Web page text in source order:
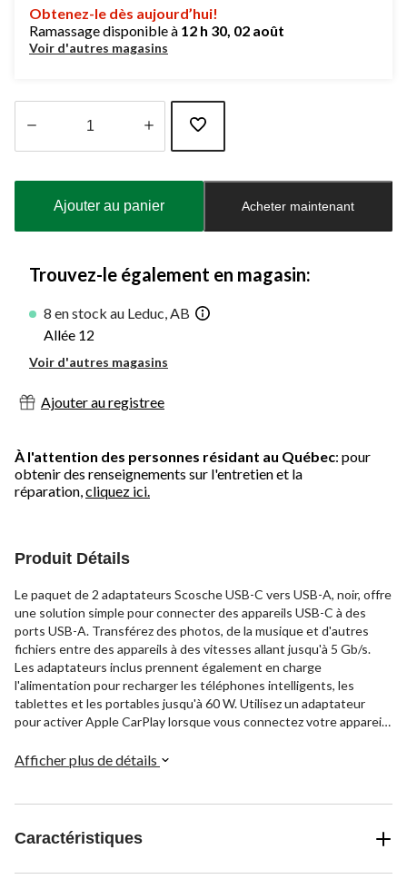
Obtenez-le dès aujourd’hui!
Ramassage disponible à 12 h 30, 02 août
Voir d'autres magasins
à
Ajouter au panier Acheter maintenant
Trouvez-le également en magasin:
8 en stock au Leduc, AB
Allée 12
Voir d'autres magasins
Ajouter au registree
À l'attention des personnes résidant au Québec: pour
obtenir des renseignements sur l'entretien et la
réparation,cliquez ici.
Produit Détails
Le paquet de 2 adaptateurs Scosche USB-C vers USB-A, noir, offre
une solution simple pour connecter des appareils USB-C à des
ports USB-A. Transférez des photos, de la musique et d'autres
fichiers entre des appareils à des vitesses allant jusqu'à 5 Gb/s.
Les adaptateurs inclus prennent également en charge
l'alimentation pour recharger les téléphones intelligents, les
tablettes et les portables jusqu'à 60 W. Utilisez un adaptateur
pour activer Apple CarPlay lorsque vous connectez votre appareil
inclus dans chaque trousse, vous pouvez même en garder un dans
Afficher plus de détails
Caractéristiques